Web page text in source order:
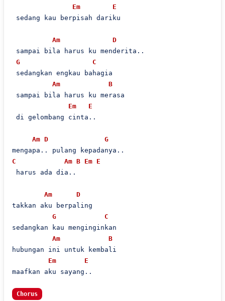
Em
E
sedang kau berpisah dariku
Am
D
sampai bila harus ku menderita..
G
C
sedangkan engkau bahagia
Am
B
sampai bila harus ku merasa
Em
E
di gelombang cinta..
Am D
G
C
Am B Em
E
harus ada dia..
Am
D
takkan aku berpaling
G
C
sedangkan kau menginginkan
Am
B
hubungan ini untuk kembali
Em
E
maafkan aku sayang..
Chorus